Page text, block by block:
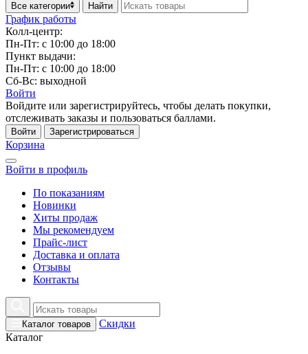
Все категории
Найти
График работы
Колл-центр:
Пн-Пт: с 10:00 до 18:00
Пункт выдачи:
Пн-Пт: с 10:00 до 18:00
Сб-Вс: выходной
Войти
Войдите или зарегистрируйтесь, чтобы делать покупки,
отслеживать заказы и пользоваться баллами.
Войти Зарегистрироваться
Корзина
Войти в профиль
По показаниям
Новинки
Хиты продаж
Мы рекомендуем
Прайс-лист
Доставка и оплата
Отзывы
Контакты
Каталог товаров
Скидки
Каталог